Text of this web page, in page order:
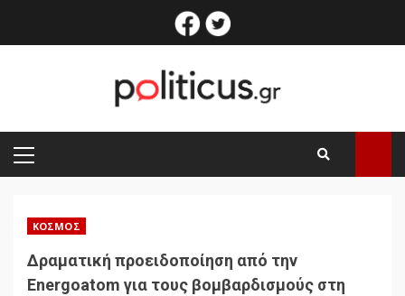
facebook
PRIMARY
MENU
ΚΌΣΜΟΣ
Δραματική προειδοποίηση από την
Energoatom για τους βομβαρδισμούς στη